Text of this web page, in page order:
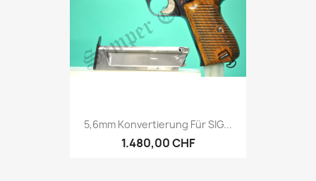
5,6mm Konvertierung Für SIG...
1.480,00 CHF